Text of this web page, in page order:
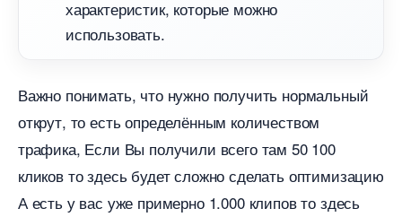
характеристик, которые можно
использовать.
ажно понимать, что нужно получить нормальный
открут, то есть определённым количеством
трафика, Если Вы получили всего там 50 100
кликов то здесь будет сложно сделать оптимизацию
А есть у вас уже примерно 1.000 клипов то здесь